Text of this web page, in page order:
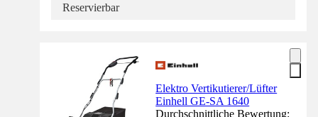
Reservierbar
Elektro Vertikutierer/Lüfter
Einhell GE-SA 1640
Durchschnittliche Bewertung: